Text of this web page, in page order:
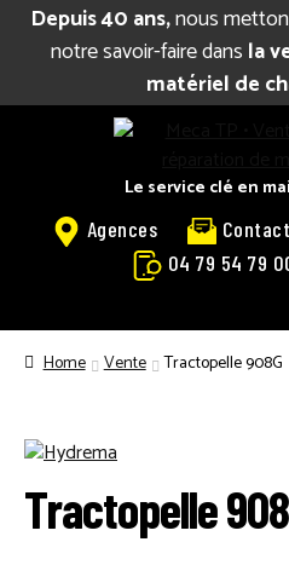
Depuis 40 ans,nous
notre savoir-faire dans la
matériel de
navigation
Le service clé en
Agences Contact
04 79 54 79
BIENVENUE
VENTE
RÉPARATION
Home Vente Tractopelle 908G
Tractopelle